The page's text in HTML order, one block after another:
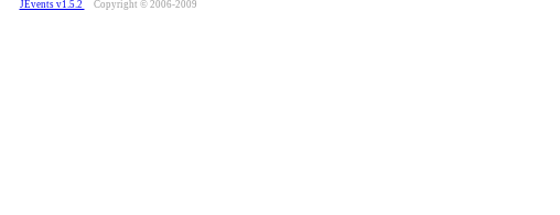
JEvents v1.5.2 Copyright © 2006-2009